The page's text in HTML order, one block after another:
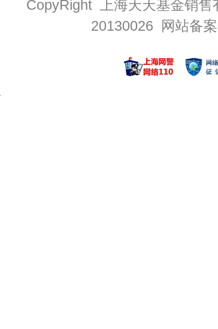
CopyRight 上海天天基金销
20130026 网站备